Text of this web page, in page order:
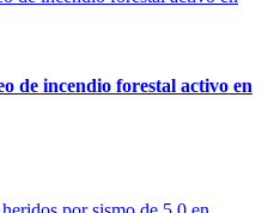
de incendio forestal activo en